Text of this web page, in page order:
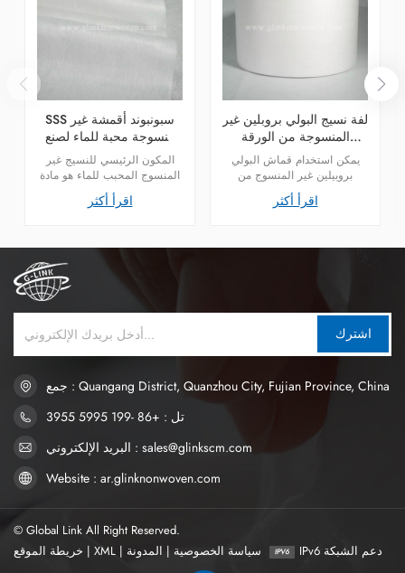
SSS سبونبوند أقمشة غير
منسوجة محبة للماء لصنع
حفاضات الأطفال
المكون الرئيسي للنسيج غير
المنسوج المحبب للماء هو مادة
البولي بروبيلين، وهي مادة خام
لحفاضات الأطفال وعادةً ما
اقرأ أكثر
لفة نسيج البولي بروبلين غير
المنسوجة من الورقة
العلوية الناعمة لسلس البول
لحفاضات الكبار
يمكن استخدام قماش البولي
بروبيلين غير المنسوج من
سبونبوند كغطاء علوي لحفاضات
البالغين التي تعاني من سلس
اقرأ أكثر
اشترك
جمع : Quangang District, Quanzhou City, Fujian Province, China
تل : +86 -199 5995 3955
البريد الإلكتروني : sales@glinkscm.com
Website : ar.glinknonwoven.com
© Global Link All Right Reserved.
خريطة الموقع | XML | المدونة | سياسة الخصوصية IPv6 دعم الشبكة